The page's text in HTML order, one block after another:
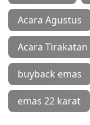
Acara Agustus
Acara Tirakatan
buyback emas
emas 22 karat